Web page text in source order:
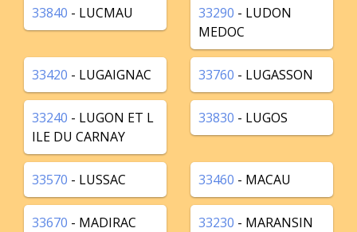
33840 - LUCMAU 33290 - LUDON
MEDOC
33420 - LUGAIGNAC 33760 - LUGASSON
33240 - LUGON ET L
ILE DU CARNAY
33830 - LUGOS
33570 - LUSSAC 33460 - MACAU
33670 - MADIRAC 33230 - MARANSIN